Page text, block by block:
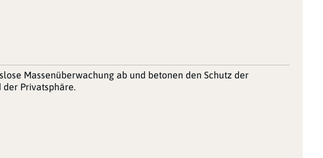
Massenüberwachung ab und betonen den Schutz der
Privatsphäre.